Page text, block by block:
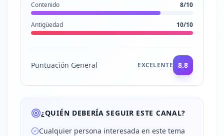
Contenido 8/10
Antigüedad 10/10
Puntuación General EXCELENTE 8.8
¿QUIÉN DEBERÍA SEGUIR ESTE CANAL?
Cualquier persona interesada en este tema